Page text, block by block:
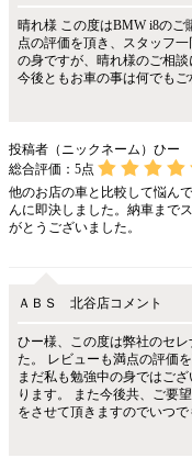
晴れ様 この度はBMW i8のご
点の評価を頂き、スタッフ
の身ですが、晴れ様のご相
今後ともお車の事は何でもご
投稿者（ニックネーム）ひー
総合評価： 5点
他のお店の車と比較して悩ん
んに即決しました。納車まで
がとうございました。
ＡＢＳ 北谷店コメント
ひー様、この度は弊社のセ
た。 レビューも満点の評価
まだ私も勉強中の身ではご
ります。 また今後共、ご要
をさせて頂きますのでいつ